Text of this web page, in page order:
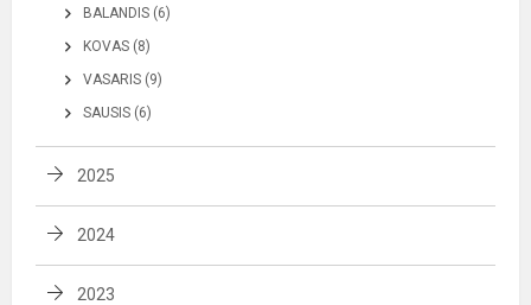
BALANDIS (6)
KOVAS (8)
VASARIS (9)
SAUSIS (6)
2025
2024
2023